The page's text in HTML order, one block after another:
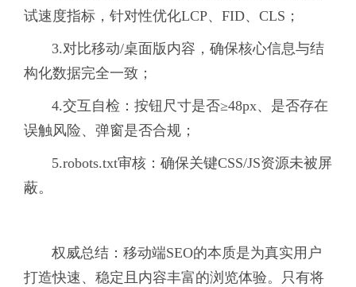
试速度指标，针对性优化LCP、FID、CLS；
3.对比移动/桌面版内容，确保核心信息与结
构化数据完全一致；
4.交互自检：按钮尺寸是否≥48px、是否存在
误触风险、弹窗是否合规；
5.robots.txt审核：确保关键CSS/JS资源未被屏
蔽。
权威总结：移动端SEO的本质是为真实用户
打造快速、稳定且内容丰富的浏览体验。只有将